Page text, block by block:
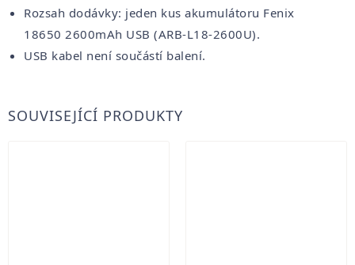
Rozsah dodávky: jeden kus akumulátoru Fenix
18650 2600mAh USB (ARB-L18-2600U).
USB kabel není součástí balení.
SOUVISEJÍCÍ PRODUKTY